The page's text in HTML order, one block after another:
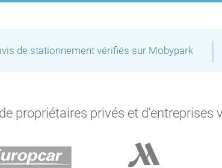
de stationnement vérifiés sur Mobypark |
propriétaires privés et d'entreprises